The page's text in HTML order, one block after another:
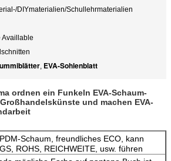
DIYmaterialien/Schullehrmaterialien
Availlable
, EVA-Sohlenblatt
ordnen ein Funkeln EVA-Schaum-
und machen EVA-
Schaum, freundliches ECO, kann
ROHS, REICHWEITE, usw. führen